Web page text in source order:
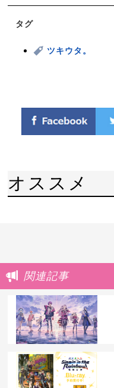
タグ
ツキウタ。
オススメ
関連記事